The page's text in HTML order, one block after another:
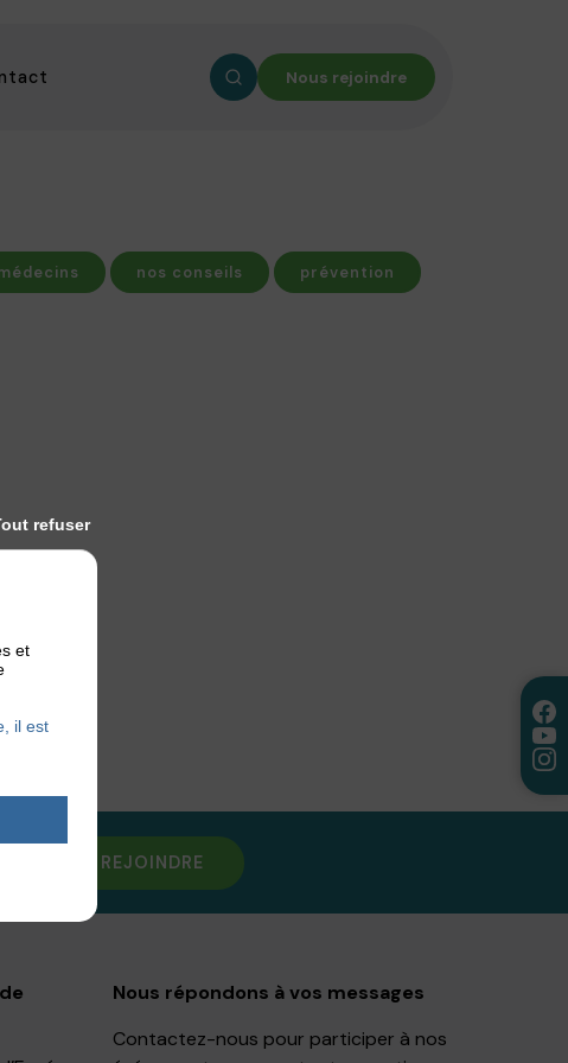
Nous rejoindre
nos conseils prévention
NOUS REJOINDRE
Nous répondons à vos messages
Contactez-nous pour participer à nos
et
il est
refuser